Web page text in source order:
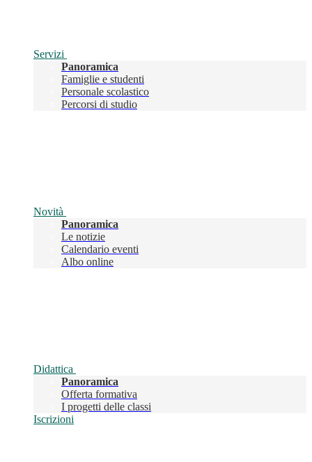
Servizi
Panoramica
Famiglie e studenti
Personale scolastico
Percorsi di studio
Novità
Panoramica
Le notizie
Calendario eventi
Albo online
Didattica
Panoramica
Offerta formativa
I progetti delle classi
Iscrizioni